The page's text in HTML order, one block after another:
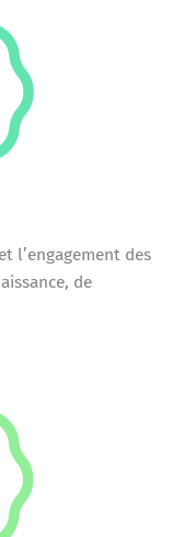
l’engagement des
de